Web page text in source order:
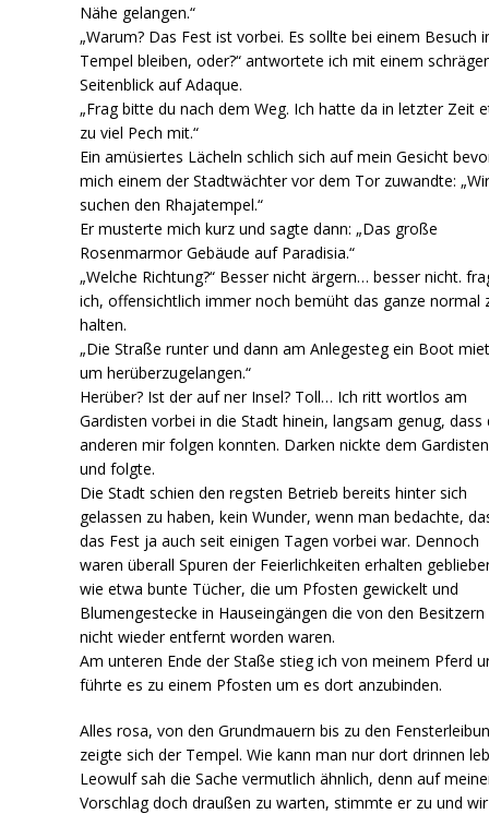
Nähe gelangen.“
„Warum? Das Fest ist vorbei. Es sollte bei einem Besuch
Tempel bleiben, oder?“ antwortete ich mit einem
Seitenblick auf Adaque.
„Frag bitte du nach dem Weg. Ich hatte da in letzter Zeit
zu viel Pech mit.“
Ein amüsiertes Lächeln schlich sich auf mein Gesicht
mich einem der Stadtwächter vor dem Tor zuwandte:
suchen den Rhajatempel.“
Er musterte mich kurz und sagte dann: „Das große
Rosenmarmor Gebäude auf Paradisia.“
„Welche Richtung?“ Besser nicht ärgern… besser nicht.
ich, offensichtlich immer noch bemüht das ganze normal
halten.
„Die Straße runter und dann am Anlegesteg ein Boot
um herüberzugelangen.“
Herüber? Ist der auf ner Insel? Toll… Ich ritt wortlos am
Gardisten vorbei in die Stadt hinein, langsam genug, dass
anderen mir folgen konnten. Darken nickte dem
und folgte.
Die Stadt schien den regsten Betrieb bereits hinter sich
gelassen zu haben, kein Wunder, wenn man bedachte,
das Fest ja auch seit einigen Tagen vorbei war. Dennoch
waren überall Spuren der Feierlichkeiten erhalten
wie etwa bunte Tücher, die um Pfosten gewickelt und
Blumengestecke in Hauseingängen die von den
nicht wieder entfernt worden waren.
Am unteren Ende der Staße stieg ich von meinem Pferd
führte es zu einem Pfosten um es dort anzubinden.
Alles rosa, von den Grundmauern bis zu den
zeigte sich der Tempel. Wie kann man nur dort drinnen
Leowulf sah die Sache vermutlich ähnlich, denn auf
Vorschlag doch draußen zu warten, stimmte er zu und wir